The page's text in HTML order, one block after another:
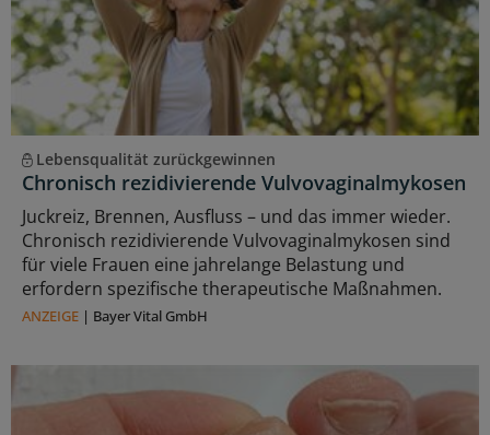
Lebensqualität zurückgewinnen
Chronisch rezidivierende Vulvovaginalmykosen
Juckreiz, Brennen, Ausfluss – und das immer wieder.
Chronisch rezidivierende Vulvovaginalmykosen sind
für viele Frauen eine jahrelange Belastung und
erfordern spezifische therapeutische Maßnahmen.
ANZEIGE | Bayer Vital GmbH